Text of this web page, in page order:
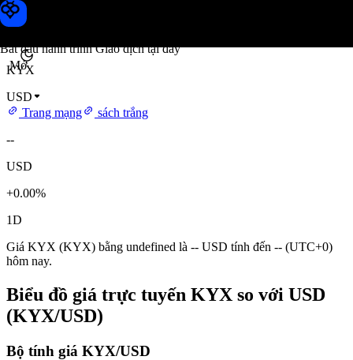
Bắt đầu hành trình Giao dịch tại đây
Mở
Giá KYX
KYX
USD
Trang mạng
sách trắng
--
USD
+0.00%
1D
Giá KYX (KYX) bằng undefined là -- USD tính đến -- (UTC+0)
hôm nay.
Biểu đồ giá trực tuyến KYX so với USD
(KYX/USD)
Bộ tính giá KYX/USD